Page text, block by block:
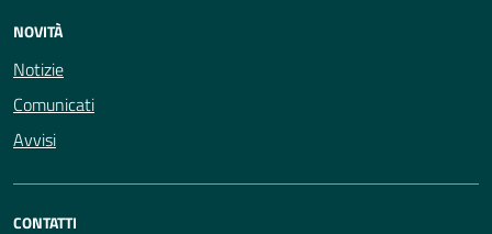
NOVITÀ
Notizie
Comunicati
Avvisi
CONTATTI